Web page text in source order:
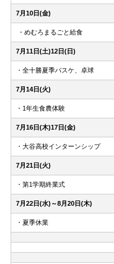
7月10日(金)
・めむろまるごと給食
7月11日(土)12日(日)
・全十勝夏季バスケ、卓球
7月14日(火)
・1年生食農体験
7月16日(木)17日(金)
・大谷高校インターンシップ
7月21日(火)
・第1学期終業式
7月22日(水)～8月20日(木)
・夏季休業